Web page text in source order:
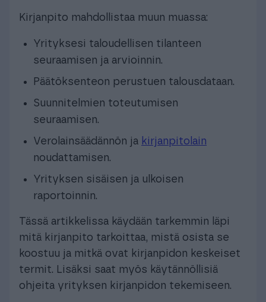
Kirjanpito mahdollistaa muun muassa:
Yrityksesi taloudellisen tilanteen
seuraamisen ja arvioinnin.
Päätöksenteon perustuen talousdataan.
Suunnitelmien toteutumisen
seuraamisen.
Verolainsäädännön ja kirjanpitolain
noudattamisen.
Yrityksen sisäisen ja ulkoisen
raportoinnin.
Tässä artikkelissa käydään tarkemmin läpi
mitä kirjanpito tarkoittaa, mistä osista se
koostuu ja mitkä ovat kirjanpidon keskeiset
termit. Lisäksi saat myös käytännöllisiä
ohjeita yrityksen kirjanpidon tekemiseen.